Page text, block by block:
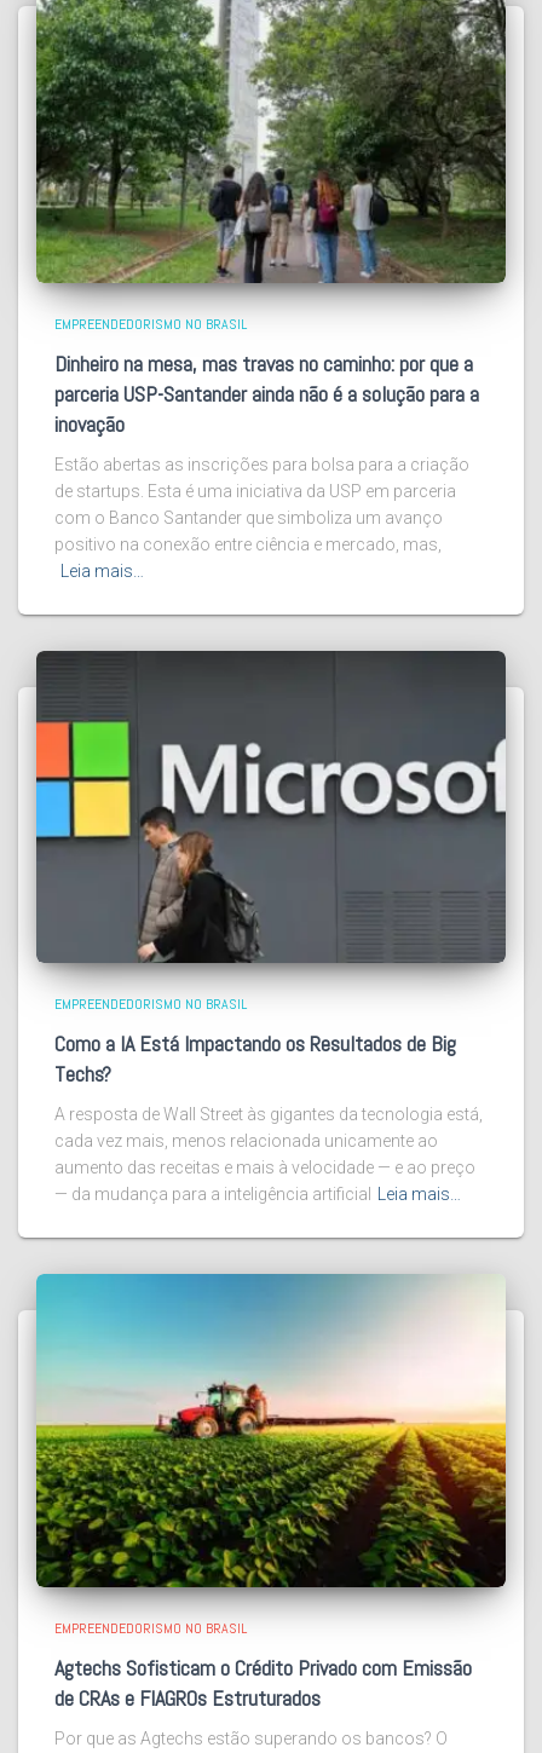
EMPREENDEDORISMO NO BRASIL
Dinheiro na mesa, mas travas no caminho: por que a
parceria USP-Santander ainda não é a solução para a
inovação
Estão abertas as inscrições para bolsa para a criação
de startups. Esta é uma iniciativa da USP em parceria
com o Banco Santander que simboliza um avanço
positivo na conexão entre ciência e mercado, mas,
Leia mais…
EMPREENDEDORISMO NO BRASIL
Como a IA Está Impactando os Resultados de Big
Techs?
A resposta de Wall Street às gigantes da tecnologia está,
cada vez mais, menos relacionada unicamente ao
aumento das receitas e mais à velocidade — e ao preço
— da mudança para a inteligência artificial
Leia mais…
EMPREENDEDORISMO NO BRASIL
Agtechs Sofisticam o Crédito Privado com Emissão
de CRAs e FIAGROs Estruturados
Por que as Agtechs estão superando os bancos? O